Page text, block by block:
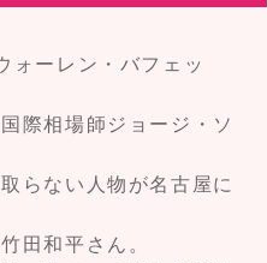
ォーレン・バフェッ
際相場師ジョージ・ソ
らない人物が名古屋に
田和平さん。